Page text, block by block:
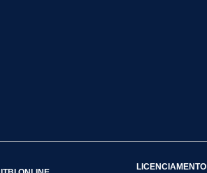
LICENCIAMENTO